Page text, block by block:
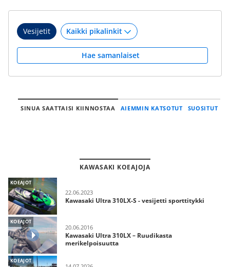
Vesijetit
Hae samanlaiset
SINUA SAATTAISI KIINNOSTAA AIEMMIN KATSOTUT SUOSITUT
KAWASAKI KOEAJOJA
KOEAJOT
22.06.2023
Kawasaki Ultra 310LX-S - vesijetti sporttitykki
KOEAJOT
20.06.2016
Kawasaki Ultra 310LX – Ruudikasta
merikelpoisuutta
KOEAJOT